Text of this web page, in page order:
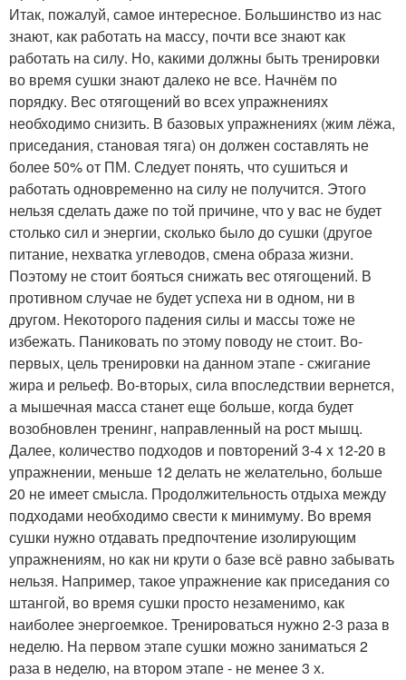
Итак, пожалуй, самое интересное. Большинство из нас
знают, как работать на массу, почти все знают как
работать на силу. Но, какими должны быть тренировки
во время сушки знают далеко не все. Начнём по
порядку. Вес отягощений во всех упражнениях
необходимо снизить. В базовых упражнениях (жим лёжа,
приседания, становая тяга) он должен составлять не
более 50% от ПМ. Следует понять, что сушиться и
работать одновременно на силу не получится. Этого
нельзя сделать даже по той причине, что у вас не будет
столько сил и энергии, сколько было до сушки (другое
питание, нехватка углеводов, смена образа жизни.
Поэтому не стоит бояться снижать вес отягощений. В
противном случае не будет успеха ни в одном, ни в
другом. Некоторого падения силы и массы тоже не
избежать. Паниковать по этому поводу не стоит. Во-
первых, цель тренировки на данном этапе - сжигание
жира и рельеф. Во-вторых, сила впоследствии вернется,
а мышечная масса станет еще больше, когда будет
возобновлен тренинг, направленный на рост мышц.
Далее, количество подходов и повторений 3-4 х 12-20 в
упражнении, меньше 12 делать не желательно, больше
20 не имеет смысла. Продолжительность отдыха между
подходами необходимо свести к минимуму. Во время
сушки нужно отдавать предпочтение изолирующим
упражнениям, но как ни крути о базе всё равно забывать
нельзя. Например, такое упражнение как приседания со
штангой, во время сушки просто незаменимо, как
наиболее энергоемкое. Тренироваться нужно 2-3 раза в
неделю. На первом этапе сушки можно заниматься 2
раза в неделю, на втором этапе - не менее 3 х.